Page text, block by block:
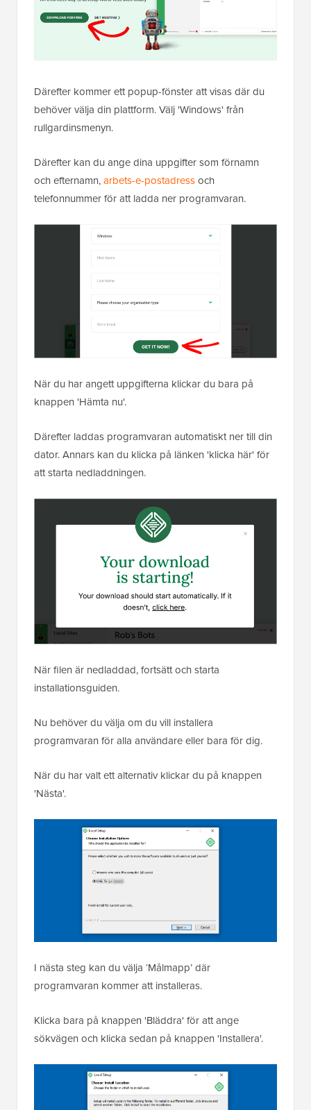
Därefter kommer ett popup-fönster att visas där du
behöver välja din plattform. Välj 'Windows' från
rullgardinsmenyn.
Därefter kan du ange dina uppgifter som förnamn
och efternamn,arbets-e-postadressoch
telefonnummer för att ladda ner programvaran.
När du har angett uppgifterna klickar du bara på
knappen 'Hämta nu'.
Därefter laddas programvaran automatiskt ner till din
dator. Annars kan du klicka på länken 'klicka här' för
att starta nedladdningen.
När filen är nedladdad, fortsätt och starta
installationsguiden.
Nu behöver du välja om du vill installera
programvaran för alla användare eller bara för dig.
När du har valt ett alternativ klickar du på knappen
'Nästa'.
I nästa steg kan du välja ‘Målmapp’ där
programvaran kommer att installeras.
Klicka bara på knappen 'Bläddra' för att ange
sökvägen och klicka sedan på knappen 'Installera'.